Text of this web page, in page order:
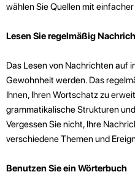
wählen Sie Quellen mit
Lesen Sie regelmäßig
Das Lesen von Nachrichten auf
Gewohnheit werden. Das
Ihnen, Ihren Wortschatz zu
grammatikalische Strukturen
Vergessen Sie nicht, Ihre
verschiedene Themen und
Benutzen Sie ein Wörterbuch